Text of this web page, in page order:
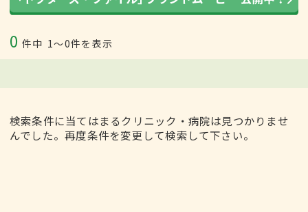
0 件中 1〜0件を表示
検索条件に当てはまるクリニック・病院は見つかりませ
んでした。再度条件を変更して検索して下さい。